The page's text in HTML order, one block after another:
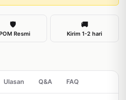
🛡
Resmi
🚚
Kirim 1-2 hari
Ulasan Q&A FAQ